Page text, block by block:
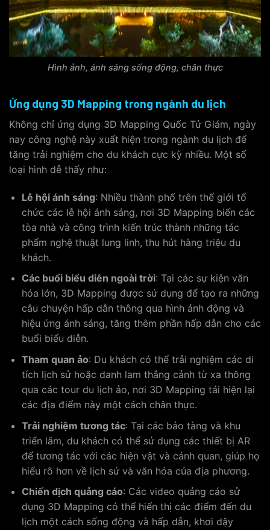
Hình ảnh, ánh sáng sống động, chân thực
Ứng dụng 3D Mapping trong ngành du lịch
Không chỉ ứng dụng 3D Mapping Quốc Tử Giám, ngày
nay công nghệ này xuất hiện trong ngành du lịch để
tăng trải nghiệm cho du khách cực kỳ nhiều. Một số
loại hình dễ thấy như:
Lễ hội ánh sáng: Nhiều thành phố trên thế giới tổ
chức các lễ hội ánh sáng, nơi 3D Mapping biến các
tòa nhà và công trình kiến trúc thành những tác
phẩm nghệ thuật lung linh, thu hút hàng triệu du
khách.
Các buổi biểu diễn ngoài trời: Tại các sự kiện văn
hóa lớn, 3D Mapping được sử dụng để tạo ra những
câu chuyện hấp dẫn thông qua hình ảnh động và
hiệu ứng ánh sáng, tăng thêm phần hấp dẫn cho các
buổi biểu diễn.
Tham quan ảo: Du khách có thể trải nghiệm các di
tích lịch sử hoặc danh lam thắng cảnh từ xa thông
qua các tour du lịch ảo, nơi 3D Mapping tái hiện lại
các địa điểm này một cách chân thực.
Trải nghiệm tương tác: Tại các bảo tàng và khu
triển lãm, du khách có thể sử dụng các thiết bị AR
để tương tác với các hiện vật và cảnh quan, giúp họ
hiểu rõ hơn về lịch sử và văn hóa của địa phương.
Chiến dịch quảng cáo: Các video quảng cáo sử
dụng 3D Mapping có thể hiển thị các điểm đến du
lịch một cách sống động và hấp dẫn, khơi dậy